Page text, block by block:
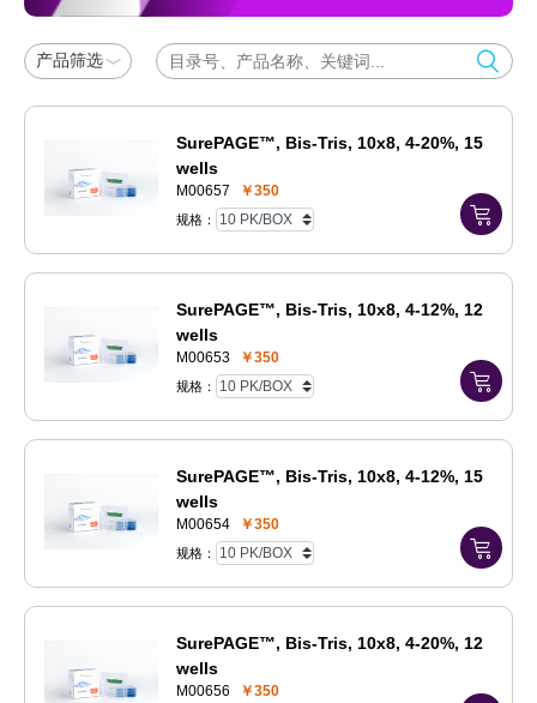
产品筛选
SurePAGE™, Bis-Tris, 10x8, 4-20%, 15
wells
M00657 ￥350
规格：
SurePAGE™, Bis-Tris, 10x8, 4-12%, 12
wells
M00653 ￥350
规格：
SurePAGE™, Bis-Tris, 10x8, 4-12%, 15
wells
M00654 ￥350
规格：
SurePAGE™, Bis-Tris, 10x8, 4-20%, 12
wells
M00656 ￥350